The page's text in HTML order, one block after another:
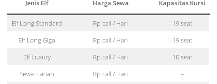
Jenis Elf Harga Sewa Kapasitas Kursi
Elf Long Standard Rp call / Hari
19 seat
Elf Long Giga
Rp call / Hari
19 seat
Elf Luxury
Rp call / Hari
10 seat
Sewa Harian
Rp call / Hari
–